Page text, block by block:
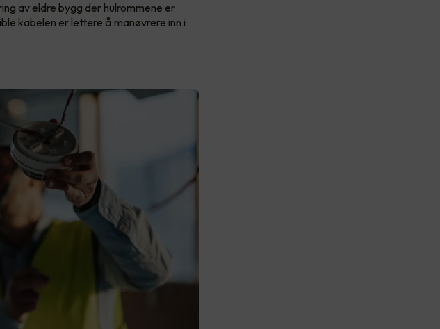
av eldre bygg der hulrommene er
kabelen er lettere å manøvrere inn i